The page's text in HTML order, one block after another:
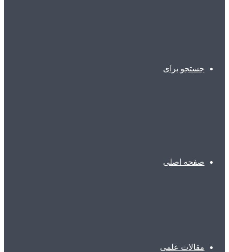
جستجو برای
صفحه اصلی
مقالات علمی